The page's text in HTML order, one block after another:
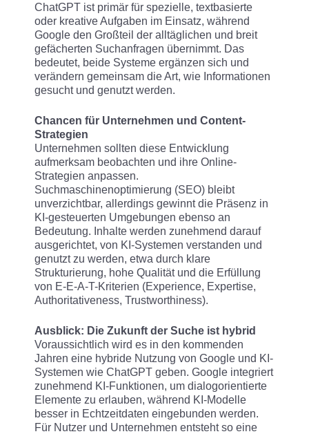
ChatGPT ist primär für spezielle, textbasierte
oder kreative Aufgaben im Einsatz, während
Google den Großteil der alltäglichen und breit
gefächerten Suchanfragen übernimmt. Das
bedeutet, beide Systeme ergänzen sich und
verändern gemeinsam die Art, wie Informationen
gesucht und genutzt werden.
Chancen für Unternehmen und Content-
Strategien
Unternehmen sollten diese Entwicklung
aufmerksam beobachten und ihre Online-
Strategien anpassen.
Suchmaschinenoptimierung (SEO) bleibt
unverzichtbar, allerdings gewinnt die Präsenz in
KI-gesteuerten Umgebungen ebenso an
Bedeutung. Inhalte werden zunehmend darauf
ausgerichtet, von KI-Systemen verstanden und
genutzt zu werden, etwa durch klare
Strukturierung, hohe Qualität und die Erfüllung
von E-E-A-T-Kriterien (Experience, Expertise,
Authoritativeness, Trustworthiness).
Ausblick: Die Zukunft der Suche ist hybrid
Voraussichtlich wird es in den kommenden
Jahren eine hybride Nutzung von Google und KI-
Systemen wie ChatGPT geben. Google integriert
zunehmend KI-Funktionen, um dialogorientierte
Elemente zu erlauben, während KI-Modelle
besser in Echtzeitdaten eingebunden werden.
Für Nutzer und Unternehmen entsteht so eine